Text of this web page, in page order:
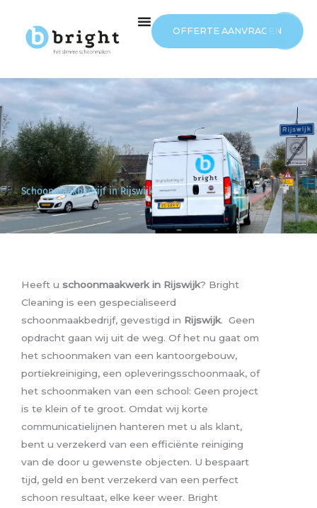
OFFERTE AANVRAGEN
Schoonmaakbedrijf in Rijswijk
Heeft u schoonmaakwerk in Rijswijk? Bright
Cleaning is een gespecialiseerd
schoonmaakbedrijf, gevestigd in Rijswijk. Geen
opdracht gaan wij uit de weg. Of het nu gaat om
het schoonmaken van een kantoorgebouw,
portiekreiniging, een opleveringsschoonmaak, of
het schoonmaken van een school: Geen project
is te klein of te groot. Omdat wij korte
communicatielijnen hanteren met u als klant,
bent u verzekerd van een efficiënte reiniging
van de door u gewenste objecten. U bespaart
tijd, geld en bent verzekerd van een perfect
schoon resultaat, elke keer weer. Bright